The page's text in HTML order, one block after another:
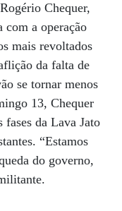
Chequer,
com a operação
mais revoltados
da falta de
se tornar menos
13, Chequer
fases da Lava Jato
“Estamos
do governo,